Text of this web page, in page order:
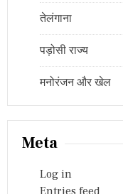
तेलंगाना
पड़ोसी राज्य
मनोरंजन और खेल
Meta
Log in
Entries feed